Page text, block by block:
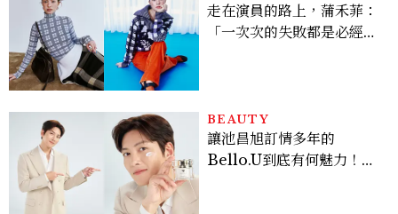
走在演員的路上，蒲禾菲：
「一次次的失敗都是必經過
BEAUTY
讓池昌旭訂情多年的
Bello.U到底有何魅力！揭